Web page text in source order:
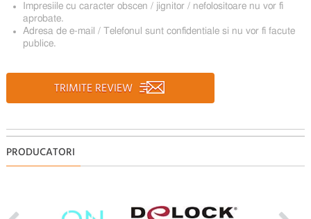
Impresiile cu caracter obscen / jignitor / nefolositoare nu vor fi
aprobate.
Adresa de e-mail / Telefonul sunt confidentiale si nu vor fi facute
publice.
TRIMITE REVIEW
PRODUCATORI